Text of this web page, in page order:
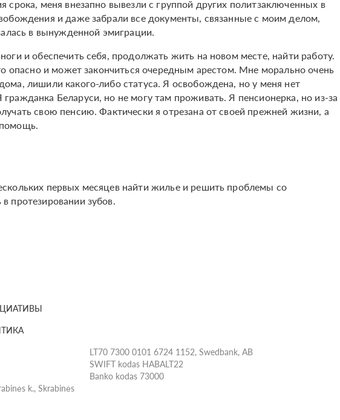
срока, меня внезапно вывезли с группой других политзаключенных в
и даже забрали все документы, связанные с моим делом,
в вынужденной эмиграции.
и обеспечить себя, продолжать жить на новом месте, найти работу.
опасно и может закончиться очередным арестом. Мне морально очень
лишили какого-либо статуса. Я освобождена, но у меня нет
Беларуси, но не могу там проживать. Я пенсионерка, но из-за
свою пенсию. Фактически я отрезана от своей прежней жизни, а
первых месяцев найти жилье и решить проблемы со
протезировании зубов.
k., Skrabinės
LT70 7300 0101 6724 1152, Swedbank, AB
SWIFT kodas HABALT22
Banko kodas 73000